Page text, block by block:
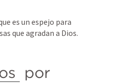
es un espejo para
que agradan a Dios.
por